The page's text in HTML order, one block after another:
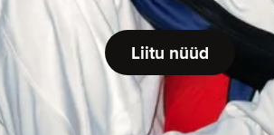
Liitu nüüd